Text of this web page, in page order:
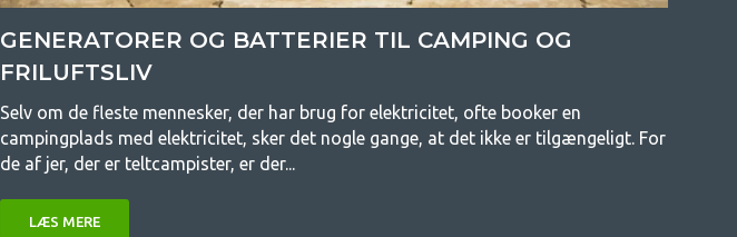
GENERATORER OG BATTERIER TIL CAMPING OG
FRILUFTSLIV
Selv om de fleste mennesker, der har brug for elektricitet, ofte booker en
campingplads med elektricitet, sker det nogle gange, at det ikke er tilgængeligt. For
de af jer, der er teltcampister, er der...
LÆS MERE